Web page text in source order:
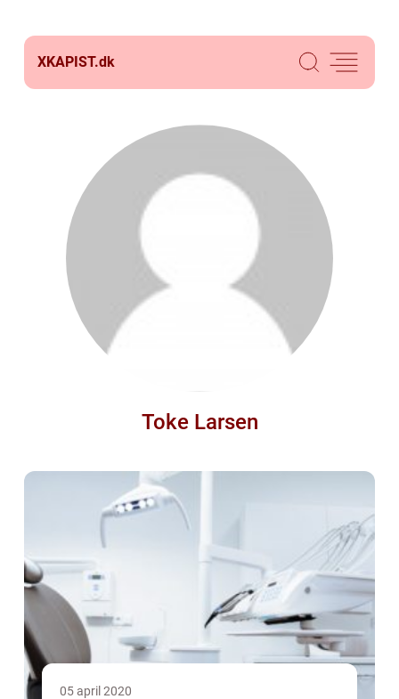
XKAPIST.dk
Toke Larsen
05 april 2020